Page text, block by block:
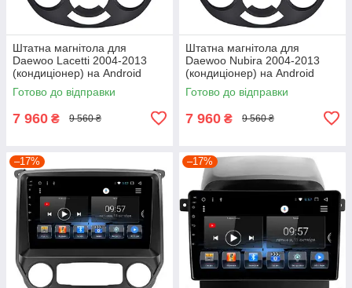
Штатна магнітола для
Daewoo Lacetti 2004-2013
(кондиціонер) на Android
Готово до відправки
7 960 ₴ 9 560 ₴
Штатна магнітола для
Daewoo Nubira 2004-2013
(кондиціонер) на Android
Готово до відправки
7 960 ₴ 9 560 ₴
–17% –17%